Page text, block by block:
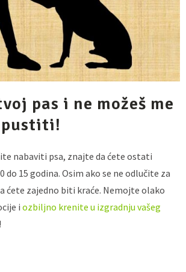
pas i ne možeš me
nabaviti psa, znajte da ćete ostati
do 15 godina. Osim ako se ne odlučite za
ćete zajedno biti kraće. Nemojte olako
i ozbiljno krenite u izgradnju vašeg
!